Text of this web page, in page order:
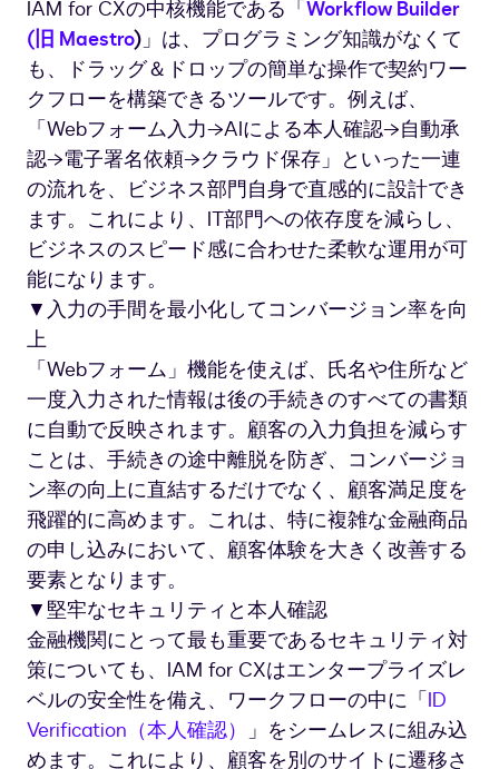
IAM for CXの中核機能である「Workflow Builder
(旧 Maestro)」は、プログラミング知識がなくて
も、ドラッグ＆ドロップの簡単な操作で契約ワー
クフローを構築できるツールです。例えば、
「Webフォーム入力→AIによる本人確認→自動承
認→電子署名依頼→クラウド保存」といった一連
の流れを、ビジネス部門自身で直感的に設計でき
ます。これにより、IT部門への依存度を減らし、
ビジネスのスピード感に合わせた柔軟な運用が可
能になります。
▼入力の手間を最小化してコンバージョン率を向
上
「Webフォーム」機能を使えば、氏名や住所など
一度入力された情報は後の手続きのすべての書類
に自動で反映されます。顧客の入力負担を減らす
ことは、手続きの途中離脱を防ぎ、コンバージョ
ン率の向上に直結するだけでなく、顧客満足度を
飛躍的に高めます。これは、特に複雑な金融商品
の申し込みにおいて、顧客体験を大きく改善する
要素となります。
▼堅牢なセキュリティと本人確認
金融機関にとって最も重要であるセキュリティ対
策についても、IAM for CXはエンタープライズレ
ベルの安全性を備え、ワークフローの中に「ID
Verification（本人確認） 」をシームレスに組み込
めます。これにより、顧客を別のサイトに遷移さ